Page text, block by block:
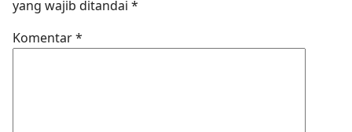
yang wajib ditandai *
Komentar*